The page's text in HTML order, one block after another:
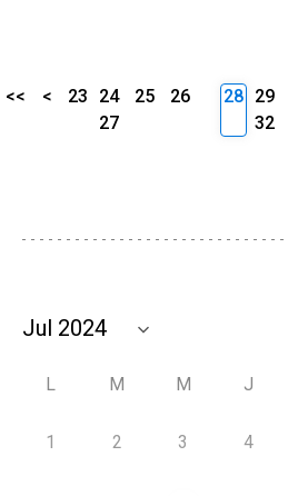
<< < 23 24 25
26
27
28 29
32
L M M J
1 2 3 4